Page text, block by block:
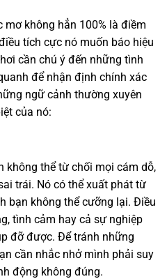
không hẳn 100% là điềm
tích cực nó muốn báo hiệu
cần chú ý đến những tình
để nhận định chính xác
ngữ cảnh thường xuyên
của nó:
không thể từ chối mọi cám dỗ,
trái. Nó có thể xuất phát từ
bạn không thể cưỡng lại. Điều
tình cảm hay cả sự nghiệp
đỡ được. Để tránh những
cần nhắc nhở mình phải suy
động không đúng.